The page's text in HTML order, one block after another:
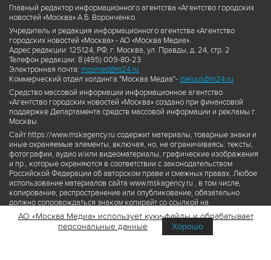
Главный редактор информационного агентства «Агентство городских
новостей «Москва» А.Б. Воронченко.
Учредитель и редакция информационного агентства «Агентство
городских новостей «Москва» - АО «Москва Медиа».
Адрес редакции: 125124, РФ, г. Москва, ул. Правды, д. 24, стр. 2
Телефон редакции: 8 (495) 009-80-23
Электронная почта: mosmed@m24.ru
Коммерческий отдел холдинга "Москва Медиа"- ibelous@m24.ru
Средство массовой информации информационное агентство
«Агентство городских новостей «Москва» создано при финансовой
поддержке Департамента средств массовой информации и рекламы г.
Москвы.
Сайт https://www.mskagency.ru содержит материалы, товарные знаки и
иные охраняемые элементы, включая, но, не ограничиваясь: тексты,
фотографии, аудио и/или видеоматериалы, графические изображения
и пр., которые охраняются в соответствии с законодательством
Российской Федерации об авторском праве и смежных правах. Любое
использование материалов сайта www.mskagency.ru , в том числе,
копирование, распространение или опубликование, обязательно
должно сопровождаться знаком копирайт со ссылкой на
правообладателя © АО «Москва Медиа», а также гиперссылкой на сайт
www.mskagency.ru как на первоисточник информации. Переработка
материалов сайта www.mskagency.ru не допускается.
АО «Москва Медиа» использует куки-файлы и обрабатывает
персональные данные
Хорошо